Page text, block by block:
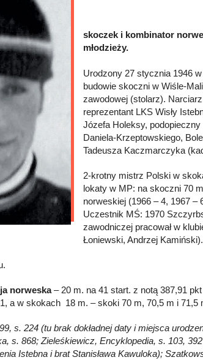
skoczek i kombinator
młodzieży.
Urodzony 27 stycznia 1946 w
budowie skoczni w Wiśle-
zawodowej (stolarz).
reprezentant LKS Wisły
Józefa Holeksy,
Daniela-Krzeptowskiego,
Tadeusza Kaczmarczyka
2-krotny mistrz Polski w
lokaty w MP: na skoczni 70
norweskiej (1966 – 4, 1967 –
Uczestnik MŚ: 1970
zawodniczej pracował w
Łoniewski, Andrzej Kamiński).
norweska– 20 m. na 41 start. z notą 387,91
a w skokach 18 m. – skoki 70 m, 70,5 m i 71,5
s. 224 (tu brak dokładnej daty i miejsca
s. 868; Zieleśkiewicz, Encyklopedia, s. 103,
Istebna i brat Stanisława Kawuloka);